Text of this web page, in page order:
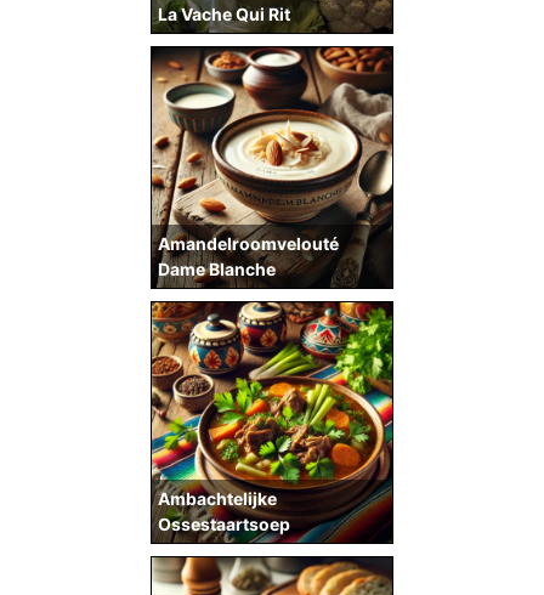
La Vache Qui Rit
Amandelroomvelouté
Dame Blanche
Ambachtelijke
Ossestaartsoep